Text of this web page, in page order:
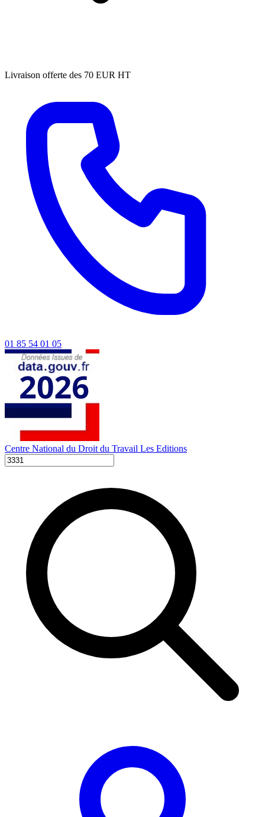
Livraison offerte des 70 EUR HT
01 85 54 01 05
Centre National du Droit du Travail Les Editions